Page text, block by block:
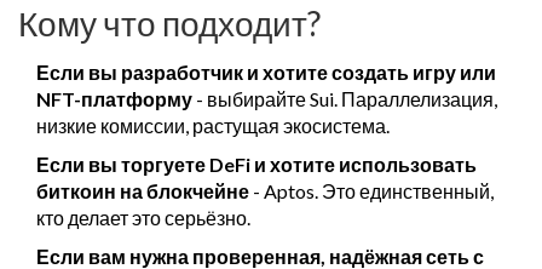
Кому что подходит?
Если вы разработчик и хотите создать игру или
NFT-платформу - выбирайте Sui. Параллелизация,
низкие комиссии, растущая экосистема.
Если вы торгуете DeFi и хотите использовать
биткоин на блокчейне - Aptos. Это единственный,
кто делает это серьёзно.
Если вам нужна проверенная, надёжная сеть с